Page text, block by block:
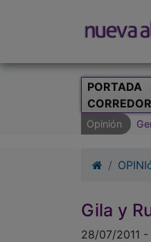
PORTADA
CORREDOR
Opinión
Gila y
28/07/2011 -